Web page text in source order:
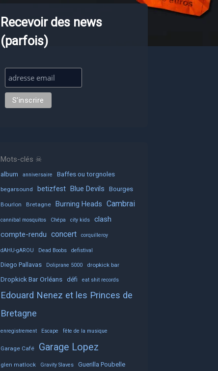
Recevoir des news
(parfois)
Mots-clés ☠
album anniversaire Baffes ou torgnoles
begarsound betizfest Blue Devils Bourges
Bourlon Bretagne Burning Heads Cambrai
cannibal mosquitos Chépa city kids
clash
compte-rendu concert corquilleroy
dAHU-gAROU Dead Boobs defistival
Diego Pallavas Doliprane 5000 dropkick bar
Dropkick Bar Orléans défi eat shit records
Edouard Nenez et les Princes de
Bretagne
enregistrement Escape fête de la musique
Garage Café Garage Lopez
glen matlock Gravity Slaves Guerilla Poubelle